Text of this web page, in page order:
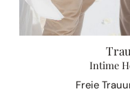
Intime
Freie